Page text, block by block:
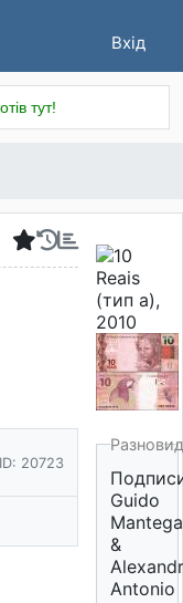
Вхід
тут!
ID: 20723
Guido
Mantega
&
Antonio